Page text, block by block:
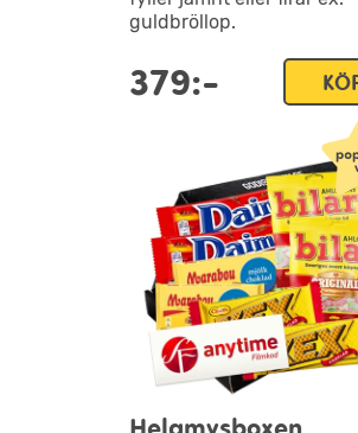
guldbröllop.
379:-